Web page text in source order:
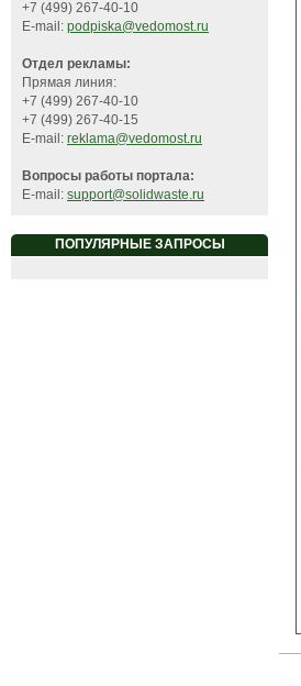
+7 (499) 267-40-10
E-mail: podpiska@vedomost.ru
Отдел рекламы:
Прямая линия:
+7 (499) 267-40-10
+7 (499) 267-40-15
E-mail: reklama@vedomost.ru
Вопросы работы портала:
E-mail: support@solidwaste.ru
ПОПУЛЯРНЫЕ ЗАПРОСЫ